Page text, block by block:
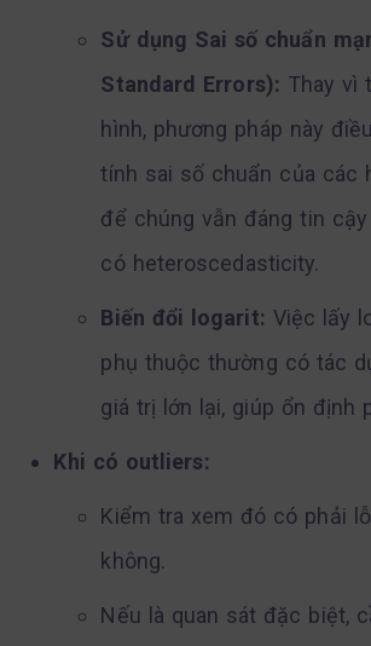
Sử dụng Sai số chuẩn
Standard Errors): Thay vì
hình, phương pháp này
tính sai số chuẩn của các
để chúng vẫn đáng tin
có heteroscedasticity.
Biến đổi logarit: Việc lấy
phụ thuộc thường có tác
giá trị lớn lại, giúp ổn định
Khi có outliers:
Kiểm tra xem đó có phải
không.
Nếu là quan sát đặc biệt,